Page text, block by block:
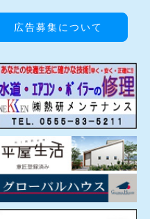
広告募集について